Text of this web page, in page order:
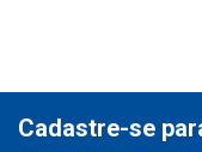
Cadastre-se